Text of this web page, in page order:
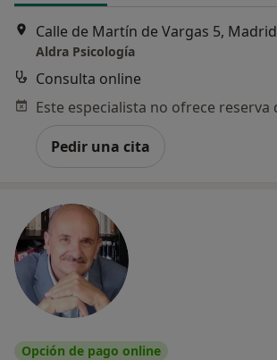
Calle de Martín de Vargas 5, Madrid
Aldra Psicología
Consulta online
Pedir una cita
Opción de pago online